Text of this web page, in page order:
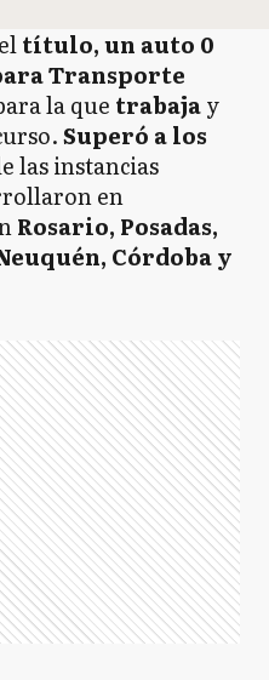
título, un auto 0
Transporte
la que trabajay
Superó a los
las instancias
en
Rosario, Posadas,
Córdoba y